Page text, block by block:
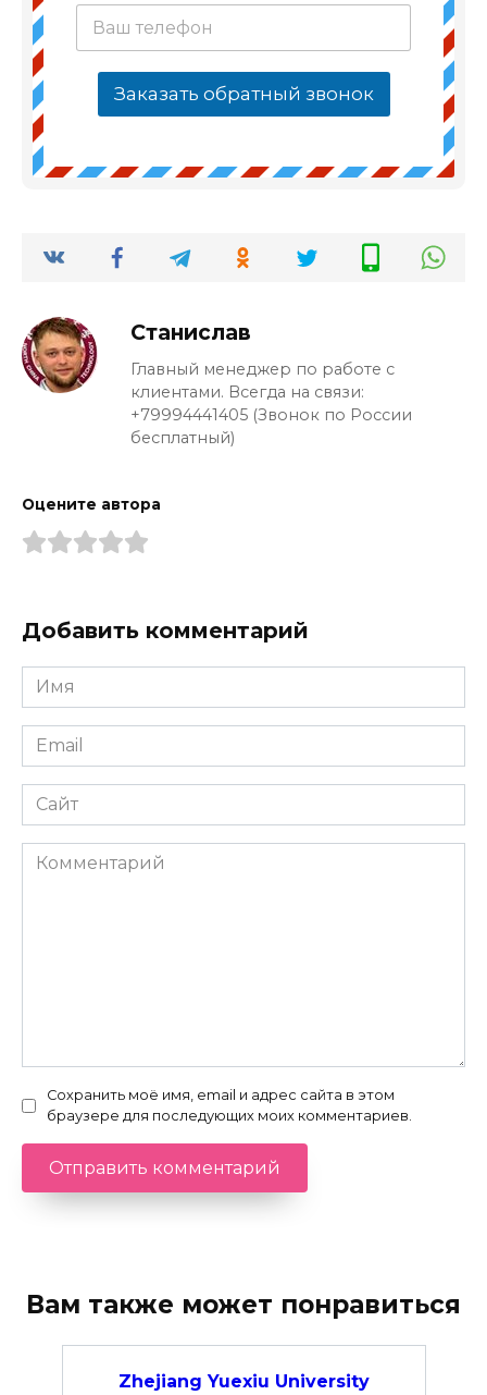
Заказать обратный звонок
Станислав
Главный менеджер по работе с
клиентами. Всегда на связи:
+79994441405 (Звонок по России
бесплатный)
Оцените автора
Добавить комментарий
Имя
*
Email
*
Сайт
Комментарий
Сохранить моё имя, email и адрес сайта в этом
браузере для последующих моих комментариев.
Вам также может понравиться
Zhejiang Yuexiu University